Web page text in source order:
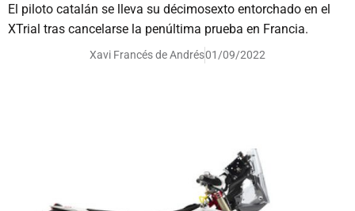
El piloto catalán se lleva su décimosexto entorchado en el
XTrial tras cancelarse la penúltima prueba en Francia.
Xavi Francés de Andrés01/09/2022